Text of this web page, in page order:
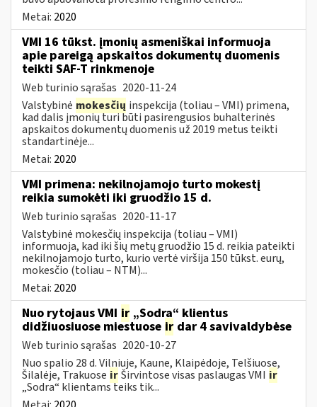
Metai: 2020
VMI 16 tūkst. įmonių asmeniškai informuoja
apie pareigą apskaitos dokumentų duomenis
teikti SAF-T rinkmenoje
Web turinio sąrašas 2020-11-24
Valstybinė mokesčių inspekcija (toliau – VMI) primena,
kad dalis įmonių turi būti pasirengusios buhalterinės
apskaitos dokumentų duomenis už 2019 metus teikti
standartinėje...
Metai: 2020
VMI primena: nekilnojamojo turto mokestį
reikia sumokėti iki gruodžio 15 d.
Web turinio sąrašas 2020-11-17
Valstybinė mokesčių inspekcija (toliau – VMI)
informuoja, kad iki šių metų gruodžio 15 d. reikia pateikti
nekilnojamojo turto, kurio vertė viršija 150 tūkst. eurų,
mokesčio (toliau – NTM)...
Metai: 2020
Nuo rytojaus VMI ir „Sodra“ klientus
didžiuosiuose miestuose ir dar 4 savivaldybėse
Web turinio sąrašas 2020-10-27
Nuo spalio 28 d. Vilniuje, Kaune, Klaipėdoje, Telšiuose,
Šilalėje, Trakuose irŠirvintose visas paslaugas VMI ir
„Sodra“ klientams teiks tik...